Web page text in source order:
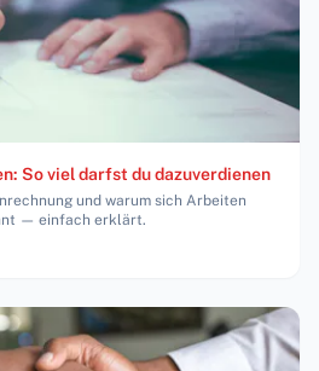
So viel darfst du dazuverdienen
und warum sich Arbeiten
— einfach erklärt.